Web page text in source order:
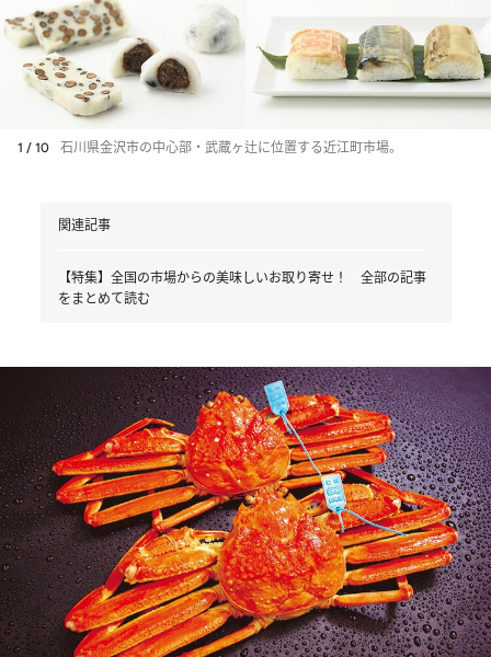
1 / 10 石川県金沢市の中心部・武蔵ヶ辻に位置する近江町市場。
関連記事
【特集】全国の市場からの美味しいお取り寄せ！ 全部の記事
をまとめて読む